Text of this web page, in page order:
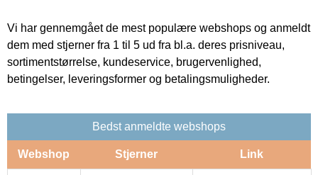
Vi har gennemgået de mest populære webshops og anmeldt
dem med stjerner fra 1 til 5 ud fra bl.a. deres prisniveau,
sortimentstørrelse, kundeservice, brugervenlighed,
betingelser, leveringsformer og betalingsmuligheder.
Bedst anmeldte webshops
Webshop Stjerner Link